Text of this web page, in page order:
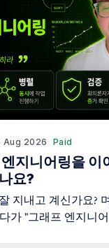
니다. 어떤 이야기를 나눴
Aug 2026 Paid
지니어링을 이
요?
가 "그래프 엔지니